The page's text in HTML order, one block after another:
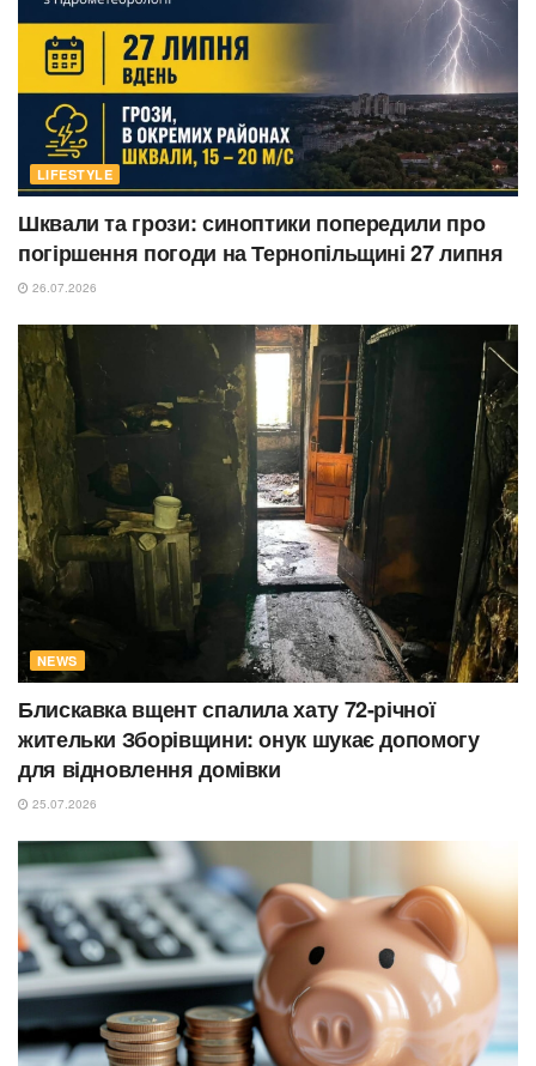
LIFESTYLE
Шквали та грози: синоптики попередили про
погіршення погоди на Тернопільщині 27 липня
26.07.2026
NEWS
Блискавка вщент спалила хату 72-річної
жительки Зборівщини: онук шукає допомогу
для відновлення домівки
25.07.2026